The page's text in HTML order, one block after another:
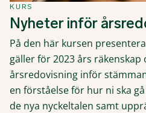
KURS
Nyheter inför
På den här kursen
gäller för 2023 års
årsredovisning inför
en förståelse för hur ni ska
de nya nyckeltalen samt